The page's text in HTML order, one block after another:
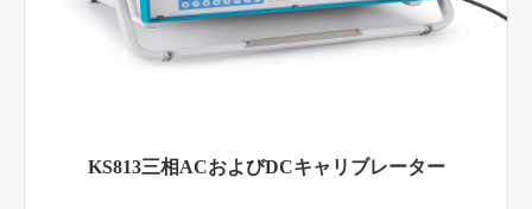
KS813三相ACおよびDCキャリブレーター